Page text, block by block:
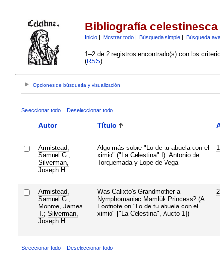
Bibliografía celestinesca
Inicio| Mostrar todo| Búsqueda simple| Búsqueda
1–2 de 2 registros encontrado(s) con los
(RSS):
Opciones de búsqueda y visualización
Seleccionar todo Deseleccionar todo
Autor Título
Armistead,
Samuel G. ;
Silverman,
Joseph H.
Algo más sobre "Lo de tu abuela con el
ximio" ("La Celestina" I): Antonio de
Torquemada y Lope de Vega
Armistead,
Samuel G. ;
Monroe, James
T. ; Silverman,
Joseph H.
Was Calixto's Grandmother a
Nymphomaniac Mamlük Princess? (A
Footnote on "Lo de tu abuela con el
ximio" ["La Celestina", Aucto 1])
Seleccionar todo Deseleccionar todo